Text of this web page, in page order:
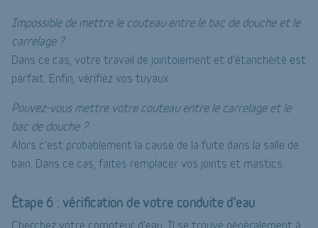
Impossible de mettre le couteau entre le bac de douche et le
carrelage ?
Dans ce cas, votre travail de jointoiement et d'étanchéité est
parfait. Enfin, vérifiez vos tuyaux.
Pouvez-vous mettre votre couteau entre le carrelage et le
bac de douche ?
Alors c'est probablement la cause de la fuite dans la salle de
bain. Dans ce cas, faites remplacer vos joints et mastics.
Étape 6 : vérification de votre conduite d'eau
Cherchez votre compteur d'eau. Il se trouve généralement à